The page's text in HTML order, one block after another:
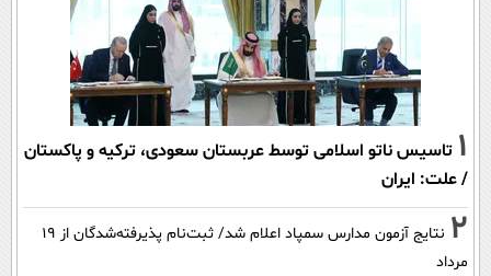
1 تاسیس ناتو اسلامی توسط عربستان سعودی، ترکیه و پاکستان
/ علت: ایران
2
نتایج آزمون مدارس سمپاد اعلام شد/ ثبت‌نام پذیرفته‌شدگان از ۱۹
مرداد